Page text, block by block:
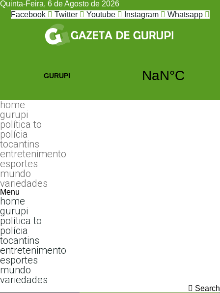
Quinta-Feira, 6 de Agosto de 2026
Facebook
Twitter Youtube Instagram Whatsapp
home
gurupi
política to
polícia
tocantins
entretenimento
esportes
mundo
variedades
Menu
home
gurupi
política to
polícia
tocantins
entretenimento
esportes
mundo
variedades
Search